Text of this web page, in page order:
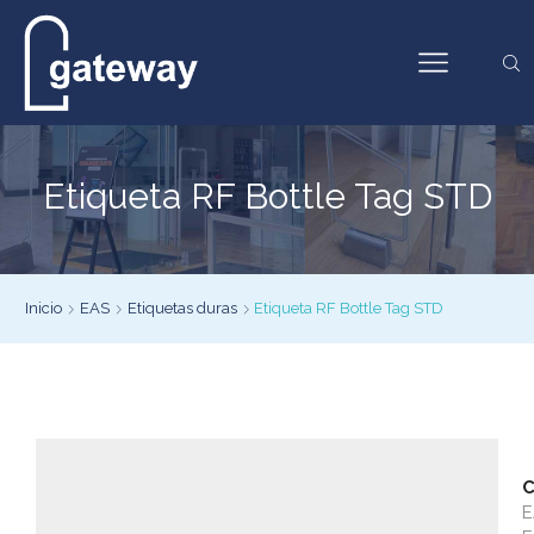
Etiqueta RF Bottle Tag STD
Inicio EAS Etiquetas duras Etiqueta RF Bottle Tag STD